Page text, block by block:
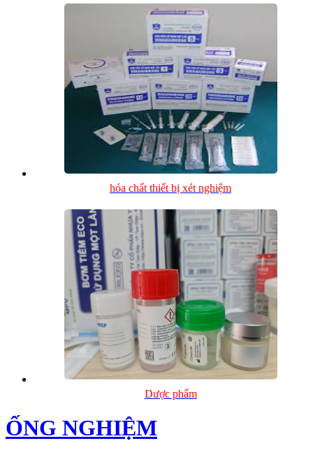
hóa chất thiết bị xét nghiệm
Dược phẩm
ỐNG NGHIỆM